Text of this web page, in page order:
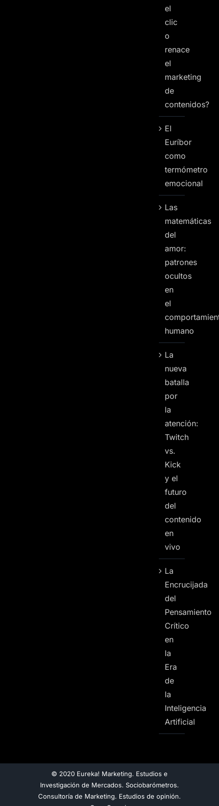
el
clic
o
renace
el
marketing
de
contenidos?
El
Euríbor
como
termómetro
emocional
Las
matemáticas
del
amor:
patrones
ocultos
en
el
humano
La
nueva
batalla
por
la
atención:
Twitch
vs.
Kick
y el
futuro
del
contenido
en
vivo
La
Encrucijada
del
Pensamiento
Crítico
en
la
Era
de
la
Inteligencia
Artificial
© 2020 Eureka! Marketing. Estudios e
Investigación de Mercados. Sociobarómetros.
Consultoría de Marketing. Estudios de opinión.